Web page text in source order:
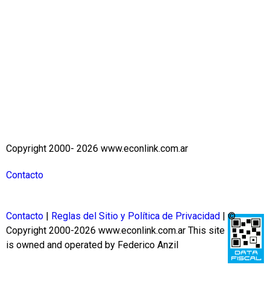
Copyright 2000- 2026 www.econlink.com.ar
Contacto
Contacto Reglas del Sitio y Política de Privacidad
| ©
Copyright 2000-2026 www.econlink.com.ar This site
is owned and operated by Federico Anzil